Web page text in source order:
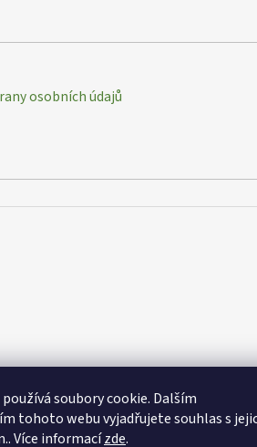
soubory cookie. Dalším
tohoto webu vyjadřujete souhlas s
Více informacízde.
osobních údajů